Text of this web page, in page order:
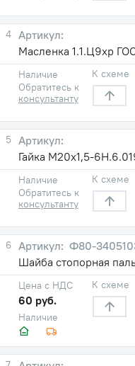
4
Масленка 1.1.Ц9хр
Наличие
Обратитесь к
консультанту
К схеме
5
Гайка М20х1,5-
Наличие
Обратитесь к
консультанту
К схеме
6
Ф80-
Шайба стопорная
Наличие
Цена с НДС
60 руб.
К схеме